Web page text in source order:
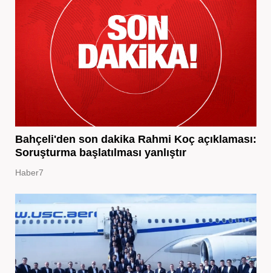
Bahçeli'den son dakika Rahmi Koç açıklaması:
Soruşturma başlatılması yanlıştır
Haber7